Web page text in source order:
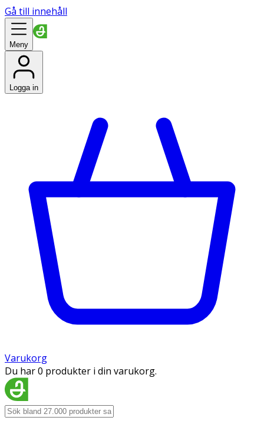
Gå till innehåll
Meny
Logga in
Varukorg
Du har 0 produkter i din varukorg.